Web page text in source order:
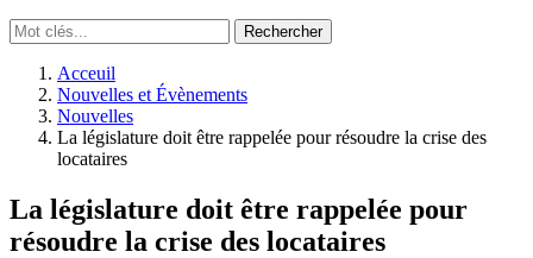
Acceuil
Nouvelles et Évènements
Nouvelles
La législature doit être rappelée pour résoudre la crise des
locataires
La législature doit être rappelée pour
résoudre la crise des locataires